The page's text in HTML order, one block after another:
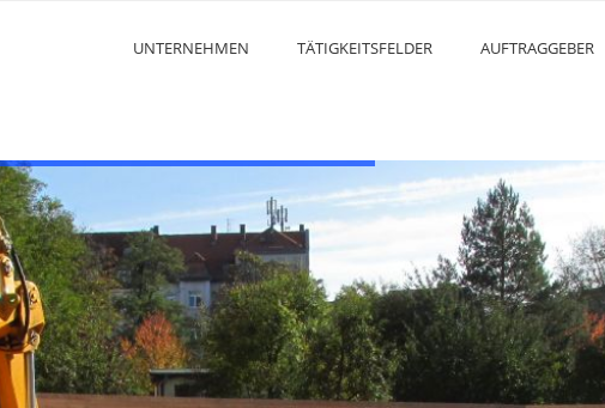
UNTERNEHMEN TÄTIGKEITSFELDER AUFTRAGGEBER